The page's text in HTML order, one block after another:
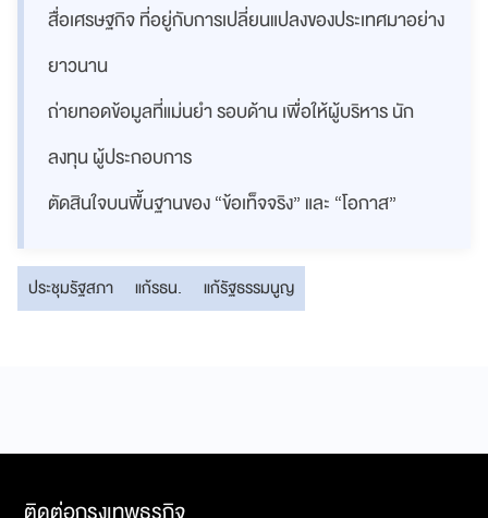
สื่อเศรษฐกิจ ที่อยู่กับการเปลี่ยนแปลงของประเทศมาอย่าง
ยาวนาน
ถ่ายทอดข้อมูลที่แม่นยำ รอบด้าน เพื่อให้ผู้บริหาร นัก
ลงทุน ผู้ประกอบการ
ตัดสินใจบนพื้นฐานของ “ข้อเท็จจริง” และ “โอกาส”
ประชุมรัฐสภา แก้รธน. แก้รัฐธรรมนูญ